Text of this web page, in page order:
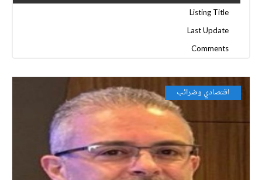
Listing Title
Last Update
Comments
اقتصادي وضرائب